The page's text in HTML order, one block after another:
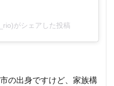
がシェアした投稿
の出身ですけど、家族構